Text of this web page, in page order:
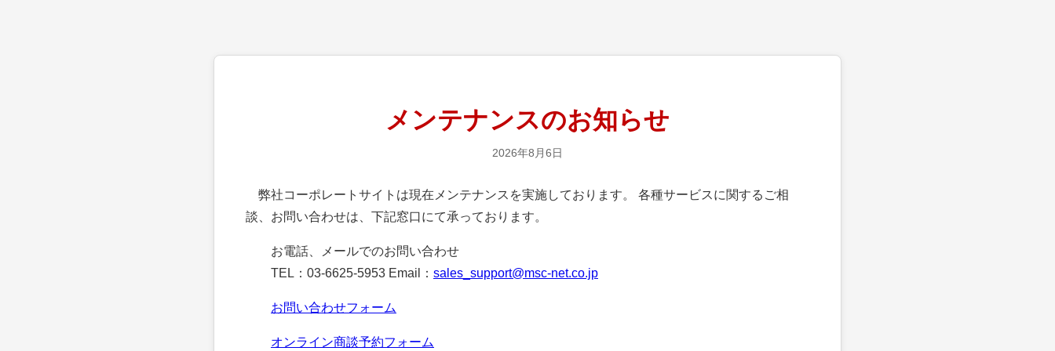
メンテナンスのお知らせ
2026年8月6日
弊社コーポレートサイトは現在メンテナンスを実施しております。 各種サービスに関するご相
談、お問い合わせは、下記窓口にて承っております。
お電話、メールでのお問い合わせ
TEL：03-6625-5953 Email： sales_support@msc-net.co.jp
お問い合わせフォーム
オンライン商談予約フォーム